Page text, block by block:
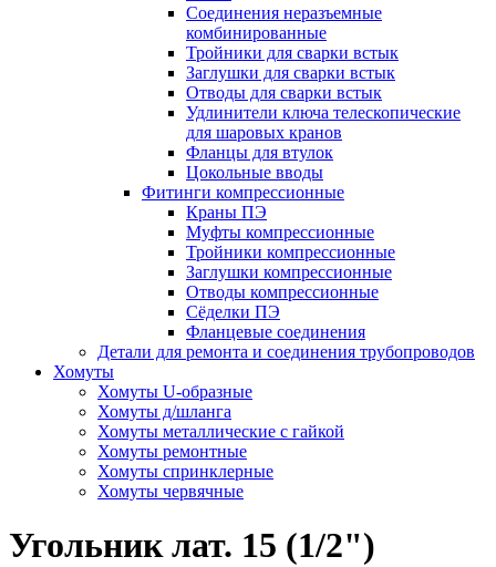
Соединения неразъемные
комбинированные
Тройники для сварки встык
Заглушки для сварки встык
Отводы для сварки встык
Удлинители ключа телескопические
для шаровых кранов
Фланцы для втулок
Цокольные вводы
Фитинги компрессионные
Краны ПЭ
Муфты компрессионные
Тройники компрессионные
Заглушки компрессионные
Отводы компрессионные
Сёделки ПЭ
Фланцевые соединения
Детали для ремонта и соединения трубопроводов
Хомуты
Хомуты U-образные
Хомуты д/шланга
Хомуты металлические с гайкой
Хомуты ремонтные
Хомуты спринклерные
Хомуты червячные
Угольник лат. 15 (1/2")